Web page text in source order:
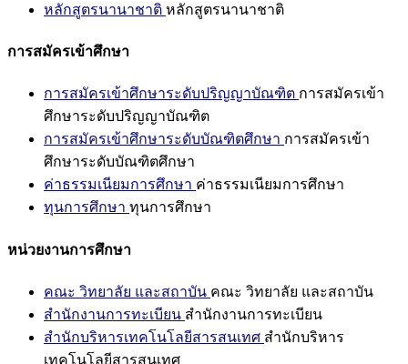
หลักสูตรนานาชาติ หลักสูตรนานาชาติ
การสมัครเข้าศึกษา
การสมัครเข้าศึกษาระดับปริญญาบัณฑิต การสมัครเข้า
ศึกษาระดับปริญญาบัณฑิต
การสมัครเข้าศึกษาระดับบัณฑิตศึกษา การสมัครเข้า
ศึกษาระดับบัณฑิตศึกษา
ค่าธรรมเนียมการศึกษา ค่าธรรมเนียมการศึกษา
ทุนการศึกษา ทุนการศึกษา
หน่วยงานการศึกษา
คณะ วิทยาลัย และสถาบัน คณะ วิทยาลัย และสถาบัน
สำนักงานการทะเบียน สำนักงานการทะเบียน
สำนักบริหารเทคโนโลยีสารสนเทศ สำนักบริหาร
เทคโนโลยีสารสนเทศ